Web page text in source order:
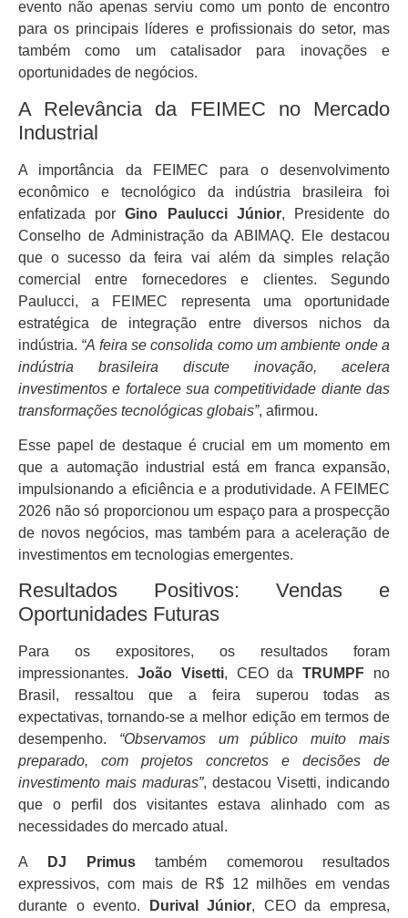
evento não apenas serviu como um ponto de encontro
para os principais líderes e profissionais do setor, mas
também como um catalisador para inovações e
oportunidades de negócios.
A Relevância da FEIMEC no Mercado
Industrial
A importância da FEIMEC para o desenvolvimento
econômico e tecnológico da indústria brasileira foi
enfatizada porGino Paulucci Júnior, Presidente do
Conselho de Administração da ABIMAQ. Ele destacou
que o sucesso da feira vai além da simples relação
comercial entre fornecedores e clientes. Segundo
Paulucci, a FEIMEC representa uma oportunidade
estratégica de integração entre diversos nichos da
indústria. “A feira se consolida como um ambiente onde a
indústria brasileira discute inovação, acelera
investimentos e fortalece sua competitividade diante das
transformações tecnológicas globais”, afirmou.
Esse papel de destaque é crucial em um momento em
que a automação industrial está em franca expansão,
impulsionando a eficiência e a produtividade. A FEIMEC
2026 não só proporcionou um espaço para a prospecção
de novos negócios, mas também para a aceleração de
investimentos em tecnologias emergentes.
Resultados Positivos: Vendas e
Oportunidades Futuras
Para os expositores, os resultados foram
impressionantes. João Visetti, CEO daTRUMPF no
Brasil, ressaltou que a feira superou todas as
expectativas, tornando-se a melhor edição em termos de
desempenho. “Observamos um público muito mais
preparado, com projetos concretos e decisões de
investimento mais maduras”, destacou Visetti, indicando
que o perfil dos visitantes estava alinhado com as
necessidades do mercado atual.
A DJ Primustambém comemorou resultados
expressivos, com mais de R$ 12 milhões em vendas
durante o evento.
Durival Júnior, CEO da empresa,